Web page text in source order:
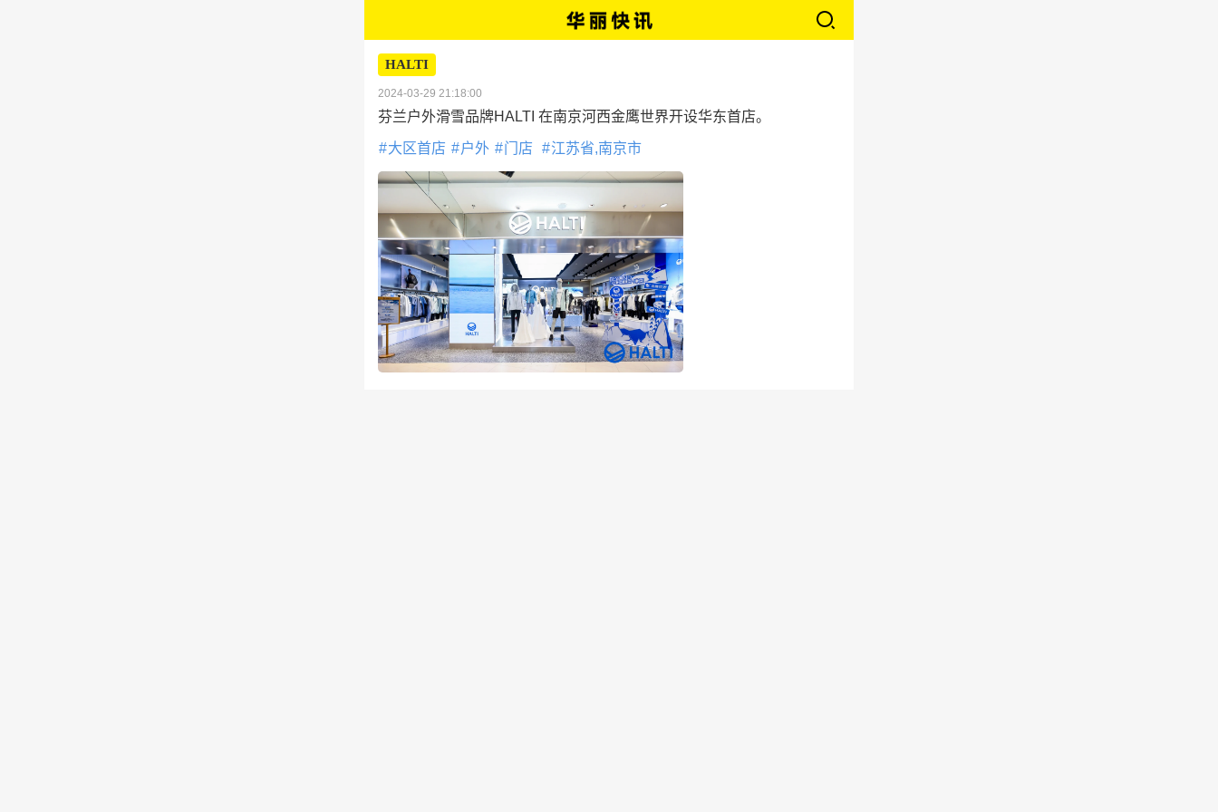
HALTI
2024-03-29 21:18:00
芬兰户外滑雪品牌HALTI 在南京河西金鹰世界开设华东首店。
大区首店 户外 门店 江苏省,南京市